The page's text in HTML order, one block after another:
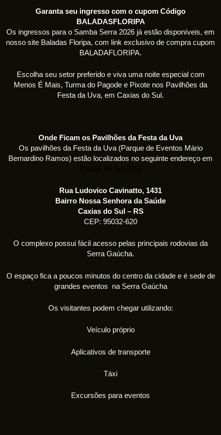
Garanta seu ingresso com o cupom Código
BALADASFLORIPA
Os ingressos para o Samba Serra 2026 já estão disponíveis, em
nosso site Baladas Floripa, com link exclusivo de compra cupom
BALADAFLORIPA.
Escolha seu setor preferido e viva uma noite especial com
Menos É Mais, Turma do Pagode e Pixote nos Pavilhões da
Festa da Uva, em Caxias do Sul.
Onde Ficam os Pavilhões da Festa da Uva
Os pavilhões da Festa da Uva (Parque de Eventos Mário
Bernardino Ramos) estão localizados no seguinte endereço em
Rua Ludovico Cavinatto, 1431
Bairro Nossa Senhora da Saúde
Caxias do Sul – RS
CEP: 95032-620
O complexo possui fácil acesso pelas principais rodovias da
Serra Gaúcha.
O espaço fica a poucos minutos do centro da cidade e é sede de
grandes eventos na Serra Gaúcha
Os visitantes podem chegar utilizando:
Veículo próprio
Aplicativos de transporte
Táxi
Excursões para eventos